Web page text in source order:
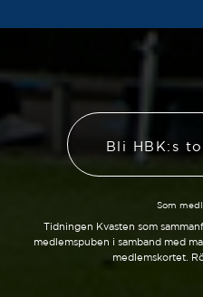
Bli HBK:s
Som
Tidningen Kvasten som
medlemspuben i samband med
medlemskortet.